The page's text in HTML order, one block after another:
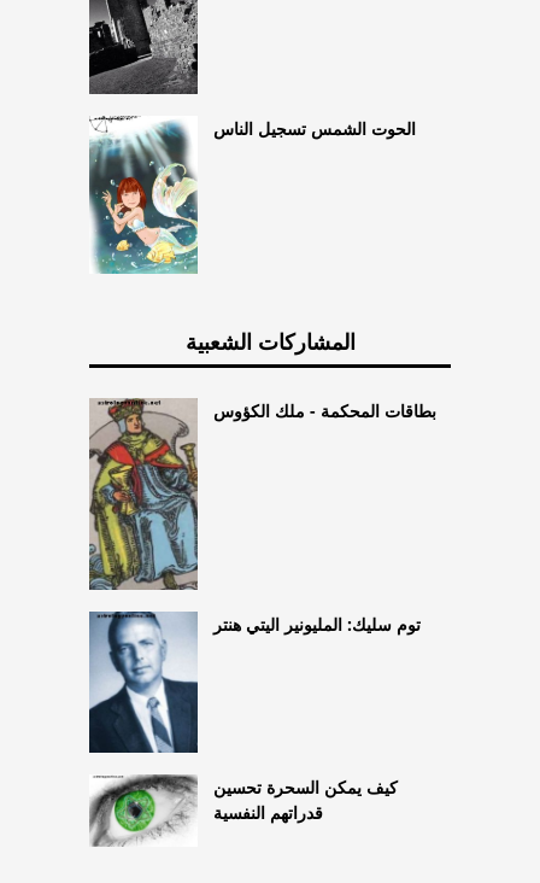
الحوت الشمس تسجيل الناس
المشاركات الشعبية
بطاقات المحكمة - ملك الكؤوس
توم سليك: المليونير اليتي هنتر
كيف يمكن السحرة تحسين
قدراتهم النفسية